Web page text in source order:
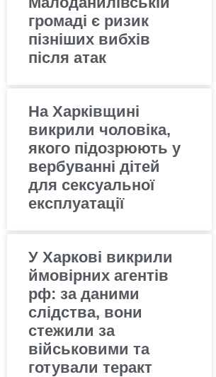
громаді є ризик
пізніших вибхів
після атак
На Харківщині
викрили чоловіка,
якого підозрюють у
вербуванні дітей
для сексуальної
експлуатації
У Харкові викрили
ймовірних агентів
рф: за даними
слідства, вони
стежили за
військовими та
готували теракт